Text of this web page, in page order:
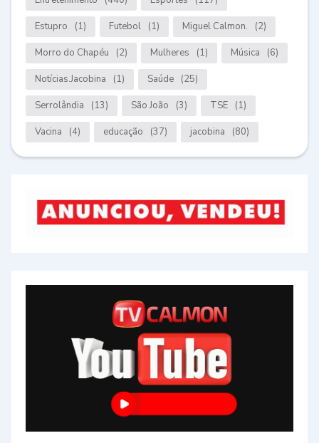
Estupro (1) Futebol (1) Miguel Calmon. (2)
Morro do Chapéu (2) Mulheres (1) Música (6)
Notícias.Jacobina (1) Saúde (25)
Serrolândia (13) São João (3) TSE (1)
Vacina (4) educação (37) jacobina (80)